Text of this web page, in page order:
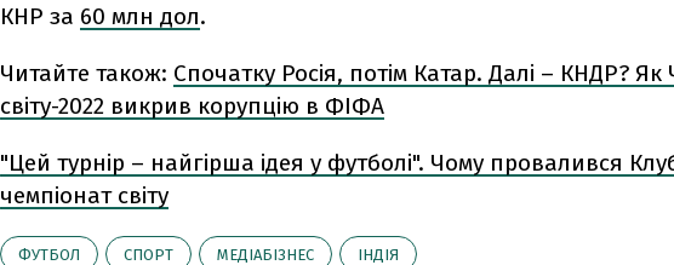
КНР за 60 млн дол.
Читайте також: Спочатку Росія, потім Катар. Далі – КНДР? Як
світу-2022 викрив корупцію в ФІФА
"Цей турнір – найгірша ідея у футболі". Чому провалився
чемпіонат світу
ФУТБОЛ СПОРТ МЕДІАБІЗНЕС ІНДІЯ